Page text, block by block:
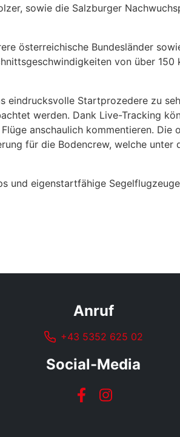
sowie die Salzburger
österreichische Bundesländer
von über 150
eindrucksvolle Startprozedere zu
werden. Dank Live-Tracking
anschaulich kommentieren. Die
für die Bodencrew, welche unter
und eigenstartfähige
Anruf
+43 5352 625 02
Social-Media